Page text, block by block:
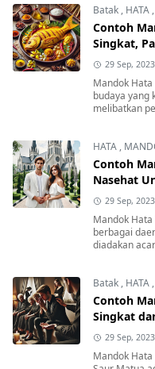
Batak, HATA,
Contoh
Singkat,
29 Sep, 2023
Mandok
budaya yang
melibatkan
HATA,
Contoh
Nasehat
29 Sep, 2023
Mandok
berbagai
diadakan
Batak, HATA,
Contoh
Singkat
29 Sep, 2023
Mandok